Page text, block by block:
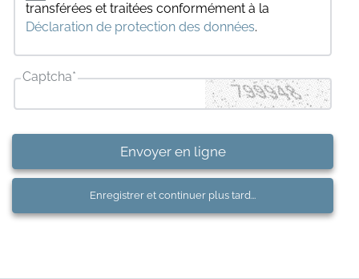
transférées et traitées conformément à la
Déclaration de protection des données.
Captcha*
Enregistrer et continuer plus tard...
Envoyer en ligne